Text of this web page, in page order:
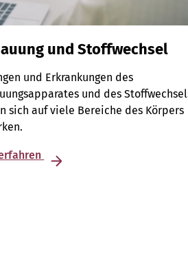
und Stoffwechsel
und Erkrankungen des
und des
sich auf viele Bereiche des Körpers